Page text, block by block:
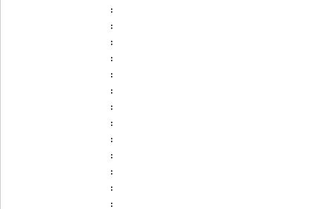
:
:
:
:
:
:
:
:
:
:
:
:
: